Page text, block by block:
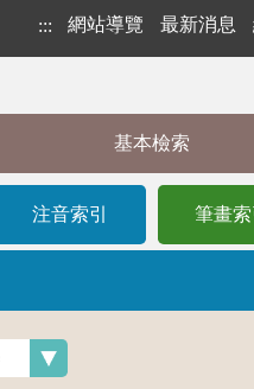
::: 網站導覽 最新消息
基本檢索
注音索引 筆畫索